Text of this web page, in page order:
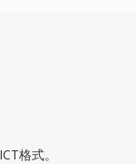
格式。